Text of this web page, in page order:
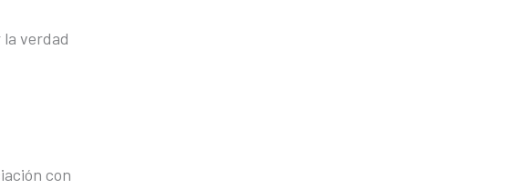
verdad
con